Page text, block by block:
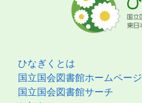
ひなぎくとは
国立国会図書館ホームページ
国立国会図書館サーチ